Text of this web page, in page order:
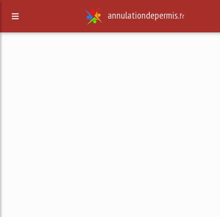
annulationdepermis.fr